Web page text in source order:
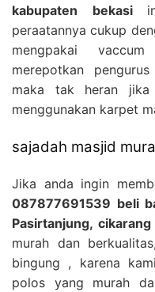
kabupaten bekasi
peraatannya cukup
mengpakai vaccum
merepotkan
maka tak heran jika
menggunakan karpet
sajadah masjid
Jika anda ingin
087877691539 beli
Pasirtanjung,
murah dan
bingung , karena
polos yang murah